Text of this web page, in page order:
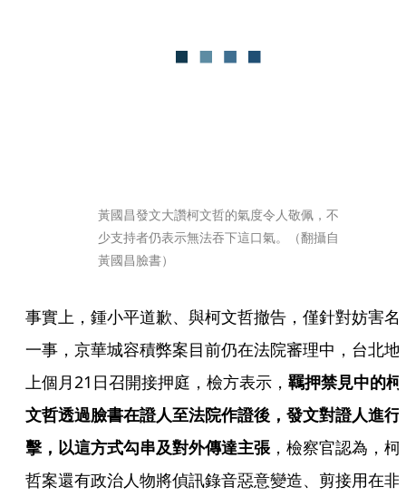
黃國昌發文大讚柯文哲的氣度令人敬佩，不
少支持者仍表示無法吞下這口氣。（翻攝自
黃國昌臉書）
事實上，鍾小平道歉、與柯文哲撤告，僅針對妨害名
一事，京華城容積弊案目前仍在法院審理中，台北地
上個月21日召開接押庭，檢方表示， 羈押禁見中的柯
文哲透過臉書在證人至法院作證後，發文對證人進行
擊，以這方式勾串及對外傳達主張，檢察官認為，柯
哲案還有政治人物將偵訊錄音惡意變造、剪接用在非